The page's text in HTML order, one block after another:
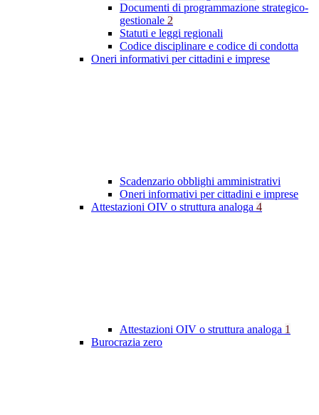
Documenti di programmazione strategico-
gestionale 2
Statuti e leggi regionali
Codice disciplinare e codice di condotta
Oneri informativi per cittadini e imprese
Scadenzario obblighi amministrativi
Oneri informativi per cittadini e imprese
Attestazioni OIV o struttura analoga 4
Attestazioni OIV o struttura analoga 1
Burocrazia zero